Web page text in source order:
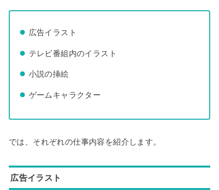
広告イラスト
テレビ番組内のイラスト
小説の挿絵
ゲームキャラクター
では、それぞれの仕事内容を紹介します。
広告イラスト